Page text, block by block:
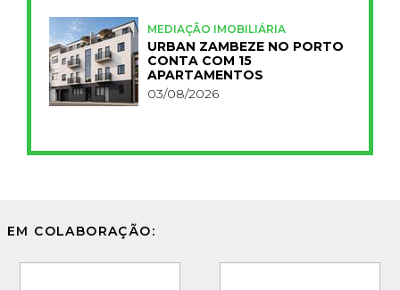
MEDIAÇÃO IMOBILIÁRIA
URBAN ZAMBEZE NO PORTO
CONTA COM 15
APARTAMENTOS
03/08/2026
EM COLABORAÇÃO: